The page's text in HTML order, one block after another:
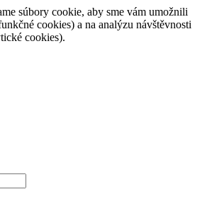
súbory cookie, aby sme vám umožnili
cookies) a na analýzu návštěvnosti
cookies).